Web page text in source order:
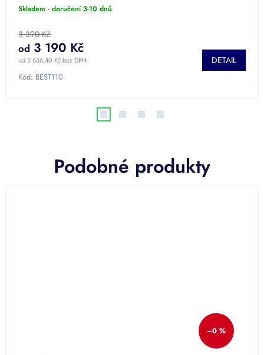
Skladem - doručení 3-10 dnů
3 390 Kč
od 2 636,40 Kč bez DPH
od 3 190 Kč
DETAIL
Kód: BEST110
Podobné produkty
–0 %